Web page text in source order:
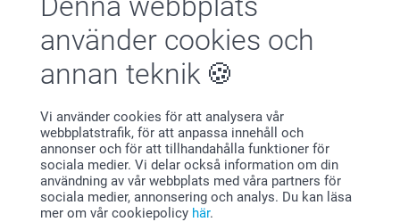
använder cookies och
annan teknik
Vi använder cookies för att analysera vår
webbplatstrafik, för att anpassa innehåll och
annonser och för att tillhandahålla funktioner för
sociala medier. Vi delar också information om din
användning av vår webbplats med våra partners för
sociala medier, annonsering och analys. Du kan läsa
mer om vår cookiepolicy här.
Nöjd kundgaranti
Bonus på alla dina köp